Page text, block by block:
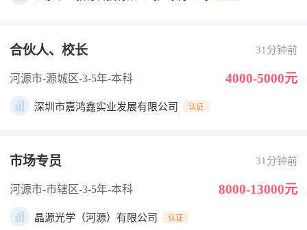
合伙人、校长 31分钟前
河源市-源城区-3-5年-本科 4000-5000元
深圳市嘉鸿鑫实业发展有限公司 认证
市场专员 31分钟前
河源市-市辖区-3-5年-本科 8000-13000元
晶源光学（河源）有限公司 认证